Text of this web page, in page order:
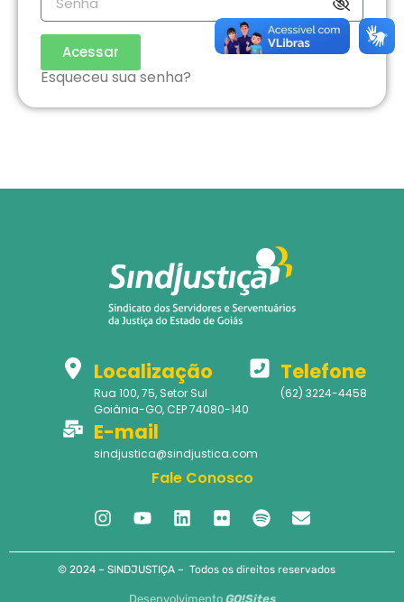
Acessar
Esqueceu sua senha?
Localização
Rua 100, 75, Setor Sul
Goiânia-GO, CEP 74080-140
Telefone
(62) 3224-4458
E-mail
sindjustica@sindjustica.com
Fale Conosco
© 2024 – SINDJUSTIÇA – Todos os direitos reservados
Desenvolvimento GO!Sites